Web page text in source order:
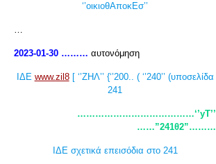
‘’οικιοθΑποκΕσ’’
…
2023-01-30 ……… αυτονόμηση
ΙΔΕ www.zil8[ ‘’ΖΗΛ’’ {‘’200.. ( ‘’240’’ (υποσελίδα
241
…………………………………‘’yT’’
……”241θ2”………
ΙΔΕ σχετικά επεισόδια στο 241